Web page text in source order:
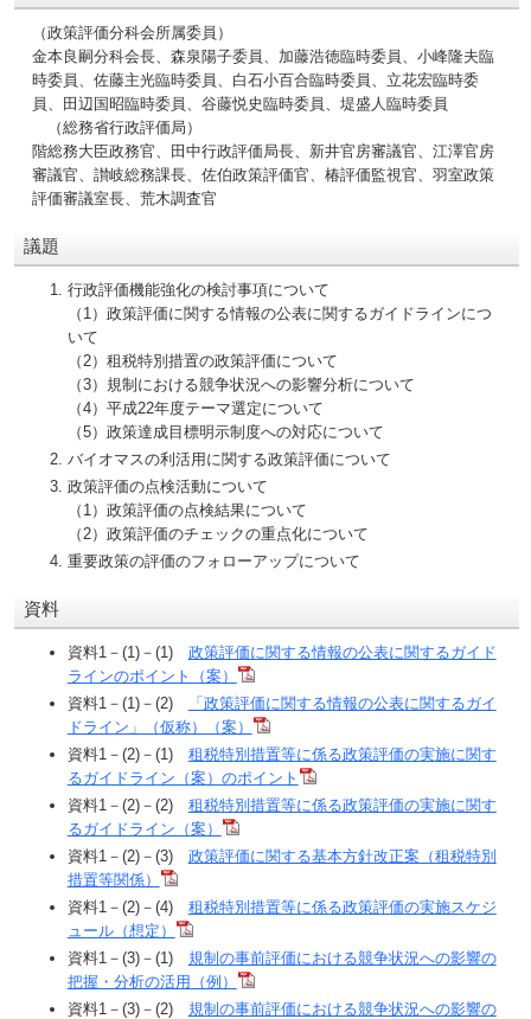
（政策評価分科会所属委員）
金本良嗣分科会長、森泉陽子委員、加藤浩徳臨時委員、小峰隆夫臨
時委員、佐藤主光臨時委員、白石小百合臨時委員、立花宏臨時委
員、田辺国昭臨時委員、谷藤悦史臨時委員、堤盛人臨時委員
（総務省行政評価局）
階総務大臣政務官、田中行政評価局長、新井官房審議官、江澤官房
審議官、讃岐総務課長、佐伯政策評価官、椿評価監視官、羽室政策
評価審議室長、荒木調査官
議題
行政評価機能強化の検討事項について
（1）政策評価に関する情報の公表に関するガイドラインにつ
いて
（2）租税特別措置の政策評価について
（3）規制における競争状況への影響分析について
（4）平成22年度テーマ選定について
（5）政策達成目標明示制度への対応について
バイオマスの利活用に関する政策評価について
政策評価の点検活動について
（1）政策評価の点検結果について
（2）政策評価のチェックの重点化について
重要政策の評価のフォローアップについて
資料
資料1－(1)－(1) 政策評価に関する情報の公表に関するガイド
ラインのポイント（案）
資料1－(1)－(2)
「政策評価に関する情報の公表に関するガイ
ドライン」（仮称）（案）
資料1－(2)－(1) 租税特別措置等に係る政策評価の実施に関す
るガイドライン（案）のポイント
資料1－(2)－(2) 租税特別措置等に係る政策評価の実施に関す
るガイドライン（案）
資料1－(2)－(3) 政策評価に関する基本方針改正案（租税特別
措置等関係）
資料1－(2)－(4) 租税特別措置等に係る政策評価の実施スケジ
ュール（想定）
資料1－(3)－(1) 規制の事前評価における競争状況への影響の
把握・分析の活用（例）
資料1－(3)－(2) 規制の事前評価における競争状況への影響の